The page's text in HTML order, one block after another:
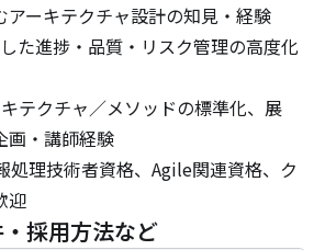
アーキテクチャ設計の知見・経験
た進捗・品質・リスク管理の高度化
テクチャ／メソッドの標準化、展
画・講師経験
処理技術者資格、Agile関連資格、ク
迎
採用方法など